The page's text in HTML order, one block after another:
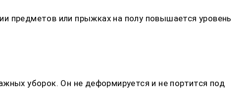
предметов или прыжках на полу повышается уровень
уборок. Он не деформируется и не портится под